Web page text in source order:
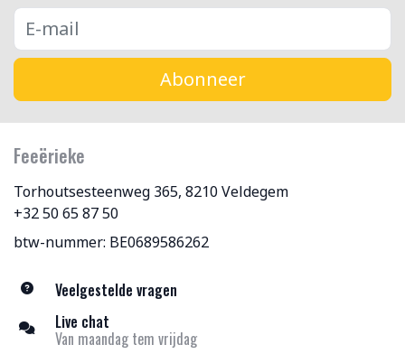
Abonneer
Feeërieke
Torhoutsesteenweg 365, 8210 Veldegem
+32 50 65 87 50
btw-nummer: BE0689586262
Veelgestelde vragen
Live chat
Van maandag tem vrijdag